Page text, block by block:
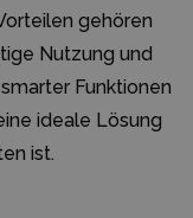
gehören
Nutzung und
Funktionen
ideale Lösung
ist.